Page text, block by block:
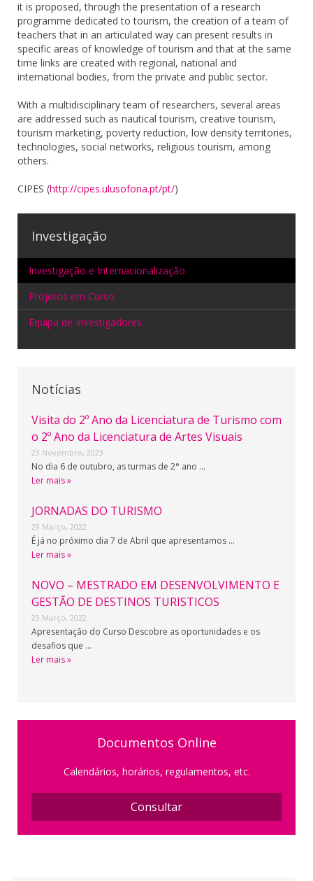
it is proposed, through the presentation of a research
programme dedicated to tourism, the creation of a team of
teachers that in an articulated way can present results in
specific areas of knowledge of tourism and that at the same
time links are created with regional, national and
international bodies, from the private and public sector.
With a multidisciplinary team of researchers, several areas
are addressed such as nautical tourism, creative tourism,
tourism marketing, poverty reduction, low density territories,
technologies, social networks, religious tourism, among
others.
CIPES (http://cipes.ulusofona.pt/pt/)
Investigação
Investigação e Internacionalização
Projetos em Curso
Equipa de Investigadores
Notícias
Visita do 2º Ano da Licenciatura de Turismo com
o 2º Ano da Licenciatura de Artes Visuais
23 Novembro, 2023
No dia 6 de outubro, as turmas de 2° ano …
Ler mais »
JORNADAS DO TURISMO
29 Março, 2022
É já no próximo dia 7 de Abril que apresentamos …
Ler mais »
NOVO – MESTRADO EM DESENVOLVIMENTO E
GESTÃO DE DESTINOS TURISTICOS
23 Março, 2022
Apresentação do Curso Descobre as oportunidades e os
desafios que …
Ler mais »
Documentos Online
Calendários, horários, regulamentos, etc.
Consultar